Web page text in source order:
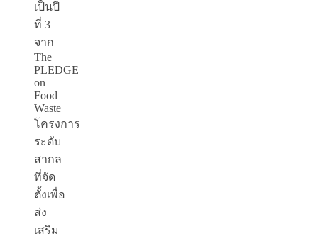
เป็นปี
ที่ 3
จาก
The
PLEDGE
on
Food
Waste
โครงการ
ระดับ
สากล
ที่จัด
ตั้งเพื่อ
ส่ง
เสริม